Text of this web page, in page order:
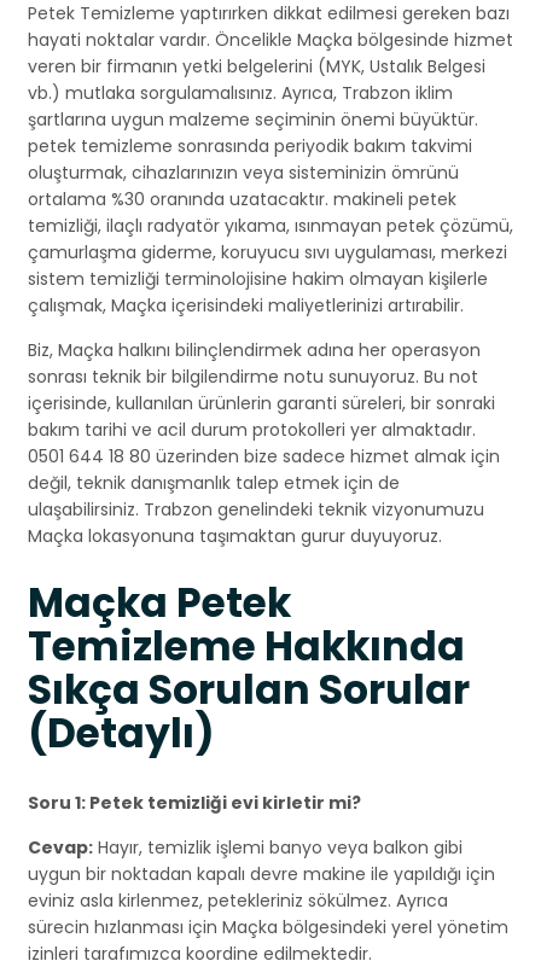
Petek Temizleme yaptırırken dikkat edilmesi gereken bazı
hayati noktalar vardır. Öncelikle Maçka bölgesinde hizmet
veren bir firmanın yetki belgelerini (MYK, Ustalık Belgesi
vb.) mutlaka sorgulamalısınız. Ayrıca, Trabzon iklim
şartlarına uygun malzeme seçiminin önemi büyüktür.
petek temizleme sonrasında periyodik bakım takvimi
oluşturmak, cihazlarınızın veya sisteminizin ömrünü
ortalama %30 oranında uzatacaktır. makineli petek
temizliği, ilaçlı radyatör yıkama, ısınmayan petek çözümü,
çamurlaşma giderme, koruyucu sıvı uygulaması, merkezi
sistem temizliği terminolojisine hakim olmayan kişilerle
çalışmak, Maçka içerisindeki maliyetlerinizi artırabilir.
Biz, Maçka halkını bilinçlendirmek adına her operasyon
sonrası teknik bir bilgilendirme notu sunuyoruz. Bu not
içerisinde, kullanılan ürünlerin garanti süreleri, bir sonraki
bakım tarihi ve acil durum protokolleri yer almaktadır.
0501 644 18 80 üzerinden bize sadece hizmet almak için
değil, teknik danışmanlık talep etmek için de
ulaşabilirsiniz. Trabzon genelindeki teknik vizyonumuzu
Maçka lokasyonuna taşımaktan gurur duyuyoruz.
Maçka Petek
Temizleme Hakkında
Sıkça Sorulan Sorular
(Detaylı)
Soru 1: Petek temizliği evi kirletir mi?
Cevap: Hayır, temizlik işlemi banyo veya balkon gibi
uygun bir noktadan kapalı devre makine ile yapıldığı için
eviniz asla kirlenmez, petekleriniz sökülmez. Ayrıca
sürecin hızlanması için Maçka bölgesindeki yerel yönetim
izinleri tarafımızca koordine edilmektedir.